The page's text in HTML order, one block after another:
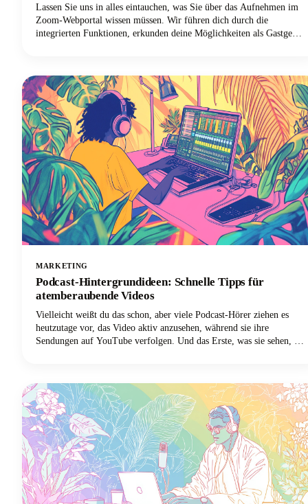
Lassen Sie uns in alles eintauchen, was Sie über das Aufnehmen im
Zoom-Webportal wissen müssen. Wir führen dich durch die
integrierten Funktionen, erkunden deine Möglichkeiten als Gastgeber
MARKETING
Podcast-Hintergrundideen: Schnelle Tipps für
atemberaubende Videos
Vielleicht weißt du das schon, aber viele Podcast-Hörer ziehen es
heutzutage vor, das Video aktiv anzusehen, während sie ihre
Sendungen auf YouTube verfolgen. Und das Erste, was sie sehen, ist